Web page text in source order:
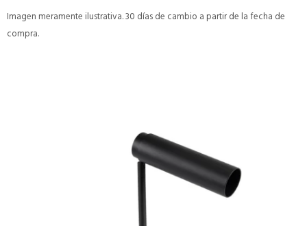
Imagen meramente ilustrativa. 30 días de cambio a partir de la fecha de
compra.